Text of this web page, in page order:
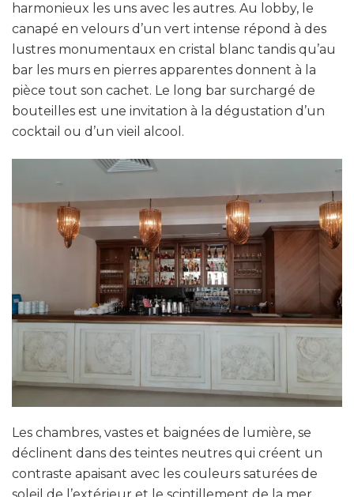
harmonieux les uns avec les autres. Au lobby, le
canapé en velours d’un vert intense répond à des
lustres monumentaux en cristal blanc tandis qu’au
bar les murs en pierres apparentes donnent à la
pièce tout son cachet. Le long bar surchargé de
bouteilles est une invitation à la dégustation d’un
cocktail ou d’un vieil alcool.
Les chambres, vastes et baignées de lumière, se
déclinent dans des teintes neutres qui créent un
contraste apaisant avec les couleurs saturées de